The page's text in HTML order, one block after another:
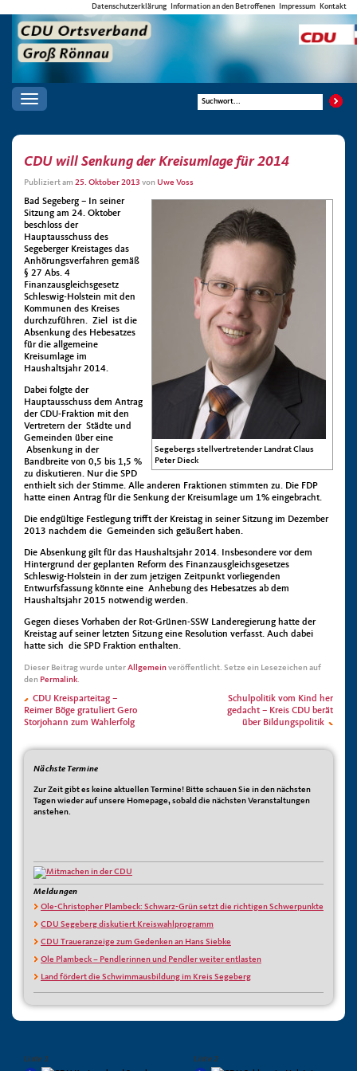
Datenschutzerklärung Information an den Betroffenen Impressum Kontakt
Toggle
navigation
CDU will Senkung der Kreisumlage für 2014
Publiziert am 25. Oktober 2013 von Uwe Voss
Segebergs stellvertretender Landrat Claus
Peter Dieck
Bad Segeberg – In seiner
Sitzung am 24. Oktober
beschloss der
Hauptausschuss des
Segeberger Kreistages das
Anhörungsverfahren gemäß
§ 27 Abs. 4
Finanzausgleichsgesetz
Schleswig-Holstein mit den
Kommunen des Kreises
durchzuführen. Ziel ist die
Absenkung des Hebesatzes
für die allgemeine
Kreisumlage im
Haushaltsjahr 2014.
Dabei folgte der
Hauptausschuss dem Antrag
der CDU-Fraktion mit den
Vertretern der Städte und
Gemeinden über eine
Absenkung in der
Bandbreite von 0,5 bis 1,5 %
zu diskutieren. Nur die SPD
enthielt sich der Stimme. Alle anderen Fraktionen stimmten zu. Die FDP
hatte einen Antrag für die Senkung der Kreisumlage um 1% eingebracht.
Die endgültige Festlegung trifft der Kreistag in seiner Sitzung im Dezember
2013 nachdem die Gemeinden sich geäußert haben.
Die Absenkung gilt für das Haushaltsjahr 2014. Insbesondere vor dem
Hintergrund der geplanten Reform des Finanzausgleichsgesetzes
Schleswig-Holstein in der zum jetzigen Zeitpunkt vorliegenden
Entwurfsfassung könnte eine Anhebung des Hebesatzes ab dem
Haushaltsjahr 2015 notwendig werden.
Gegen dieses Vorhaben der Rot-Grünen-SSW Landeregierung hatte der
Kreistag auf seiner letzten Sitzung eine Resolution verfasst. Auch dabei
hatte sich die SPD Fraktion enthalten.
Dieser Beitrag wurde unterAllgemeinveröffentlicht. Setze ein Lesezeichen auf
den Permalink.
CDU Kreisparteitag –
Reimer Böge gratuliert Gero
Storjohann zum Wahlerfolg
Schulpolitik vom Kind her
gedacht – Kreis CDU berät
über Bildungspolitik
Nächste Termine
Zur Zeit gibt es keine aktuellen Termine! Bitte schauen Sie in den nächsten
Tagen wieder auf unsere Homepage, sobald die nächsten Veranstaltungen
anstehen.
Meldungen
Ole-Christopher Plambeck: Schwarz-Grün setzt die richtigen Schwerpunkte
CDU Segeberg diskutiert Kreiswahlprogramm
CDU Traueranzeige zum Gedenken an Hans Siebke
Ole Plambeck – Pendlerinnen und Pendler weiter entlasten
Land fördert die Schwimmausbildung im Kreis Segeberg
Liste 1 Liste 2